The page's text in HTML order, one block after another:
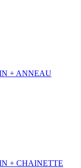
+ ANNEAU
+ CHAINETTE